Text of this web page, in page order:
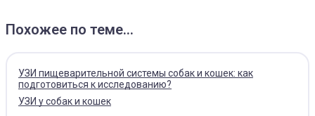
Похожее по теме...
УЗИ пищеварительной системы собак и кошек: как
подготовиться к исследованию?
УЗИ у собак и кошек